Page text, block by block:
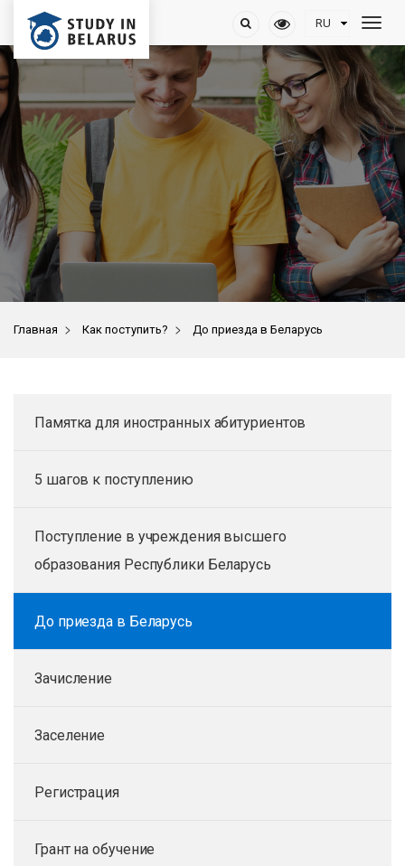
Главная > Как поступить? > До приезда в Беларусь
Памятка для иностранных абитуриентов
5 шагов к поступлению
Поступление в учреждения высшего
образования Республики Беларусь
До приезда в Беларусь
Зачисление
Заселение
Регистрация
Грант на обучение